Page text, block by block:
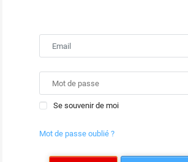
Se souvenir de moi
Mot de passe oublié ?